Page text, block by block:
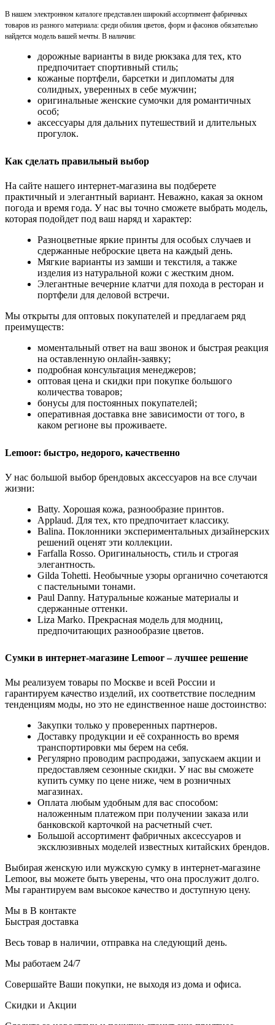
В нашем электронном каталоге представлен широкий ассортимент фабричных
товаров из разного материала: среди обилия цветов, форм и фасонов обязательно
найдется модель вашей мечты. В наличии:
дорожные варианты в виде рюкзака для тех, кто
предпочитает спортивный стиль;
кожаные портфели, барсетки и дипломаты для
солидных, уверенных в себе мужчин;
оригинальные женские сумочки для романтичных
особ;
аксессуары для дальних путешествий и длительных
прогулок.
Как сделать правильный выбор
На сайте нашего интернет-магазина вы подберете
практичный и элегантный вариант. Неважно, какая за окном
погода и время года. У нас вы точно сможете выбрать модель,
которая подойдет под ваш наряд и характер:
Разноцветные яркие принты для особых случаев и
сдержанные неброские цвета на каждый день.
Мягкие варианты из замши и текстиля, а также
изделия из натуральной кожи с жестким дном.
Элегантные вечерние клатчи для похода в ресторан и
портфели для деловой встречи.
Мы открыты для оптовых покупателей и предлагаем ряд
преимуществ:
моментальный ответ на ваш звонок и быстрая реакция
на оставленную онлайн-заявку;
подробная консультация менеджеров;
оптовая цена и скидки при покупке большого
количества товаров;
бонусы для постоянных покупателей;
оперативная доставка вне зависимости от того, в
каком регионе вы проживаете.
Lemoor: быстро, недорого, качественно
У нас большой выбор брендовых аксессуаров на все случаи
жизни:
Batty. Хорошая кожа, разнообразие принтов.
Applaud. Для тех, кто предпочитает классику.
Balina. Поклонники экспериментальных дизайнерских
решений оценят эти коллекции.
Farfalla Rosso. Оригинальность, стиль и строгая
элегантность.
Gilda Tohetti. Необычные узоры органично сочетаются
с пастельными тонами.
Paul Danny. Натуральные кожаные материалы и
сдержанные оттенки.
Liza Marko. Прекрасная модель для модниц,
предпочитающих разнообразие цветов.
Сумки в интернет-магазине Lemoor – лучшее решение
Мы реализуем товары по Москве и всей России и
гарантируем качество изделий, их соответствие последним
тенденциям моды, но это не единственное наше достоинство:
Закупки только у проверенных партнеров.
Доставку продукции и её сохранность во время
транспортировки мы берем на себя.
Регулярно проводим распродажи, запускаем акции и
предоставляем сезонные скидки. У нас вы сможете
купить сумку по цене ниже, чем в розничных
магазинах.
Оплата любым удобным для вас способом:
наложенным платежом при получении заказа или
банковской карточкой на расчетный счет.
Большой ассортимент фабричных аксессуаров и
эксклюзивных моделей известных китайских брендов.
Выбирая женскую или мужскую сумку в интернет-магазине
Lemoor, вы можете быть уверены, что она прослужит долго.
Мы гарантируем вам высокое качество и доступную цену.
Мы в В контакте
Быстрая доставка
Весь товар в наличии, отправка на следующий день.
Мы работаем 24/7
Совершайте Ваши покупки, не выходя из дома и офиса.
Скидки и Акции